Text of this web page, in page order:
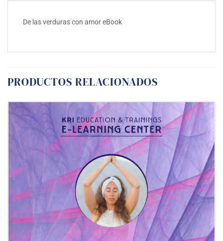
De las verduras con amor eBook
PRODUCTOS RELACIONADOS